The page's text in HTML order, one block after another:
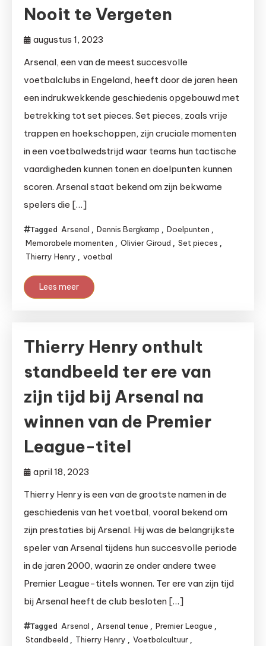
Nooit te Vergeten
augustus 1, 2023
Arsenal, een van de meest succesvolle
voetbalclubs in Engeland, heeft door de jaren heen
een indrukwekkende geschiedenis opgebouwd met
betrekking tot set pieces. Set pieces, zoals vrije
trappen en hoekschoppen, zijn cruciale momenten
in een voetbalwedstrijd waar teams hun tactische
vaardigheden kunnen tonen en doelpunten kunnen
scoren. Arsenal staat bekend om zijn bekwame
spelers die […]
Tagged Arsenal , Dennis Bergkamp , Doelpunten ,
Memorabele momenten , Olivier Giroud , Set pieces ,
Thierry Henry , voetbal
Lees meer
Thierry Henry onthult
standbeeld ter ere van
zijn tijd bij Arsenal na
winnen van de Premier
League-titel
april 18, 2023
Thierry Henry is een van de grootste namen in de
geschiedenis van het voetbal, vooral bekend om
zijn prestaties bij Arsenal. Hij was de belangrijkste
speler van Arsenal tijdens hun succesvolle periode
in de jaren 2000, waarin ze onder andere twee
Premier League-titels wonnen. Ter ere van zijn tijd
bij Arsenal heeft de club besloten […]
Tagged Arsenal , Arsenal tenue , Premier League ,
Standbeeld , Thierry Henry , Voetbalcultuur ,